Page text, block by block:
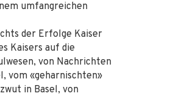
umfangreichen
der Erfolge Kaiser
Kaisers auf die
von Nachrichten
vom «geharnischten»
in Basel, von